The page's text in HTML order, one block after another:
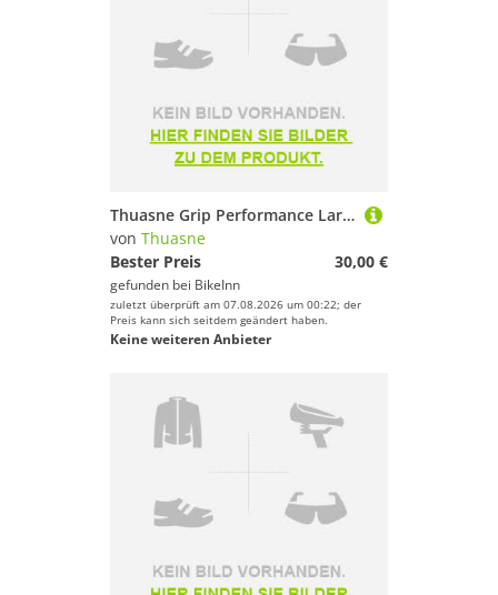
Thuasne Grip Performance Large Long Socks Blau EU 43-46 / M
von Thuasne
Bester Preis
30,00 €
gefunden bei BikeInn
zuletzt überprüft am 07.08.2026 um 00:22; der
Preis kann sich seitdem geändert haben.
Keine weiteren Anbieter